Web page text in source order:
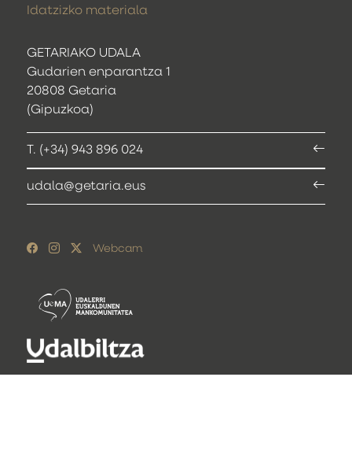
GETARIAKO UDALA
Gudarien enparantza 1
20808 Getaria
(Gipuzkoa)
T. (+34) 943 896 024
udala@getaria.eus
Idatzizko materiala
Webcam